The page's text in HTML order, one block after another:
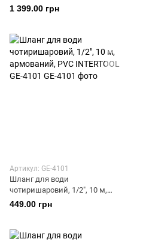
PVC INTERTOOL GE-4075
1 399.00 грн
Артикул: GE-4101
Шланг для води
чотиришаровий, 1/2", 10 м,
армований, PVC INTERTOOL
449.00 грн